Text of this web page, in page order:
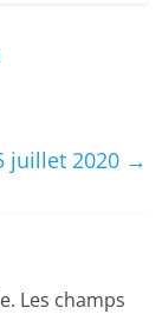
juillet 2020 →
Les champs